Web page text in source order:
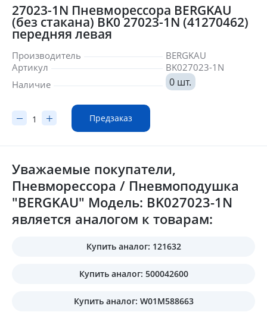
27023-1N Пневморессора BERGKAU
(без стакана) BK0 27023-1N (41270462)
передняя левая
Производитель
BERGKAU
Артикул
BK027023-1N
Наличие
0 шт.
Предзаказ
Уважаемые покупатели,
Пневморессора / Пневмоподушка
"BERGKAU" Модель: BK027023-1N
является аналогом к товарам:
Купить аналог: 121632
Купить аналог: 500042600
Купить аналог: W01M588663